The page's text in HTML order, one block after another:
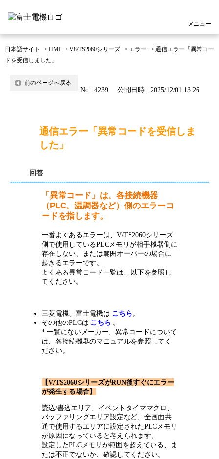
メニュー
日本語サイト > HMI > V8/TS2060シリーズ > エラー > 通信エラー「異常コー
ドを受信しました」
前のページへ戻る
No : 4239 公開日時 : 2025/12/01 13:26
通信エラー「異常コードを受信しま
した」
回答
「異常コード」は、各接続機器
（PLC、温調器など）側のエラーコ
ードを指します。
一番よくあるエラーは、V/TS2060シリーズ
側で使用しているPLCメモリが相手機器側に
存在しない、または範囲オーバーの場合に
起きるエラーです。
よくある異常コード一覧は、以下を参照し
てください。
三菱電機、富士電機は こちら。
その他のPLCは こちら 。
* 一覧にないメーカー、異常コードについて
は、各接続機器のマニュアルを参照してく
ださい。
【V/TS2060シリーズがRUN後すぐにエラー
が発生する場合】
読込/書込エリア、イベントタイママクロ、
バッファリングエリア設定など、全画面共
通で使用するエリアに設定されたPLCメモリ
が原因になっていると考えられます。
設定したPLCメモリが範囲を超えている、ま
たは不正でないか、確認してください。